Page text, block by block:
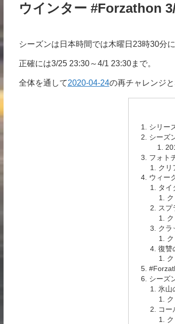
ウインター #Forzathon
シーズンは日本時間では木曜日23時30分
正確には3/25 23:30～4/1 23:30まで。
全体を通して2020-04-24の再チャレンジと
シリー
シーズ
フォト
クリ
ウィー
タイ
スプ
クラ
復讐
シーズ
氷山
コー